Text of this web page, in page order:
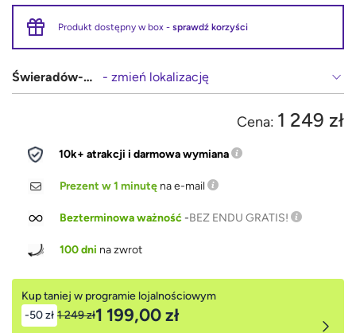
Produkt dostępny w box - sprawdź korzyści
Świeradów-Zdrój - zmień lokalizację
Cena: 1 249 zł
10k+ atrakcji i darmowa wymiana
Prezent w 1 minutę na e-mail
Bezterminowa ważność-BEZ ENDU GRATIS!
100 dni na zwrot
Kup taniej w programie lojalnościowym
-50 zł 1 249 zł1 199,00 zł